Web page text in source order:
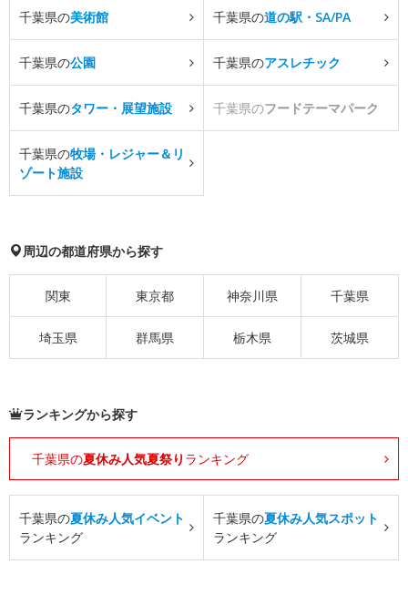
千葉県の美術館 千葉県の道の駅・SA/PA
千葉県の公園 千葉県のアスレチック
千葉県のタワー・展望施設 千葉県のフードテーマパーク
千葉県の牧場・レジャー＆リ
ゾート施設
周辺の都道府県から探す
関東 東京都 神奈川県 千葉県
埼玉県 群馬県 栃木県 茨城県
ランキングから探す
千葉県の夏休み人気夏祭り ランキング
千葉県の夏休み人気イベント
ランキング
千葉県の夏休み人気スポット
ランキング